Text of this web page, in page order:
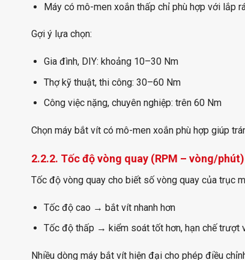
Máy có mô-men xoắn thấp chỉ phù hợp với lắp
Gợi ý lựa chọn:
Gia đình, DIY: khoảng 10–30 Nm
Thợ kỹ thuật, thi công: 30–60 Nm
Công việc nặng, chuyên nghiệp: trên 60 Nm
Chọn máy bắt vít có mô-men xoắn phù hợp giúp
2.2.2. Tốc độ vòng quay (RPM – vòng/phút)
Tốc độ vòng quay cho biết số vòng quay của trục
Tốc độ cao → bắt vít nhanh hơn
Tốc độ thấp → kiểm soát tốt hơn, hạn chế trượt
Nhiều dòng máy bắt vít hiện đại cho phép điều